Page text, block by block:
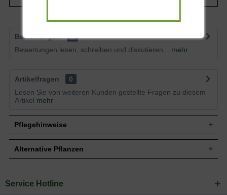
Bewertungen
2
Bewertungen lesen, schreiben und diskutieren...
mehr
Artikelfragen
0
Lesen Sie von weiteren Kunden gestellte Fragen zu diesem
Artikel mehr
Pflegehinweise
Pflanz- und Pflegetipps Picea glauca
Alternative Pflanzen
Sie suchen eine Alternative?
Service Hotline